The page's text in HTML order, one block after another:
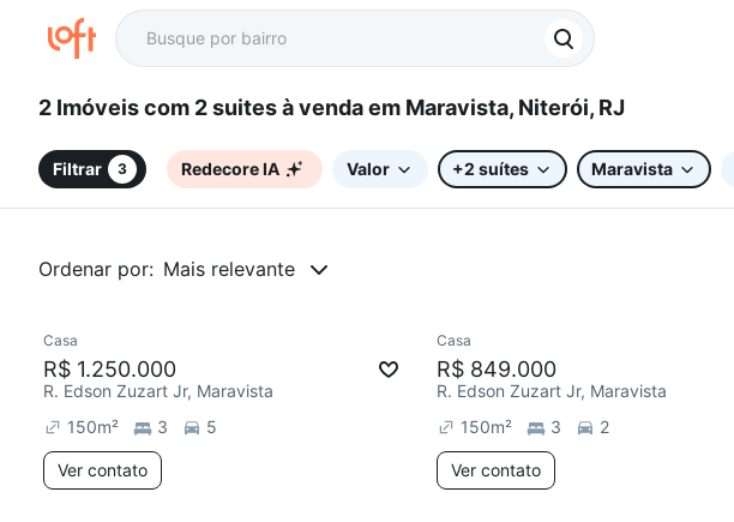
2 Imóveis com 2 suites à venda em Maravista, Niterói, RJ
Filtrar 3 Redecore IA Valor +2 suítes Maravista
Ordenar por: Mais relevante
Casa
R$ 1.250.000
R. Edson Zuzart Jr, Maravista
150m² 3 5
Ver contato
Casa
R$ 849.000
R. Edson Zuzart Jr, Maravista
150m² 3 2
Ver contato